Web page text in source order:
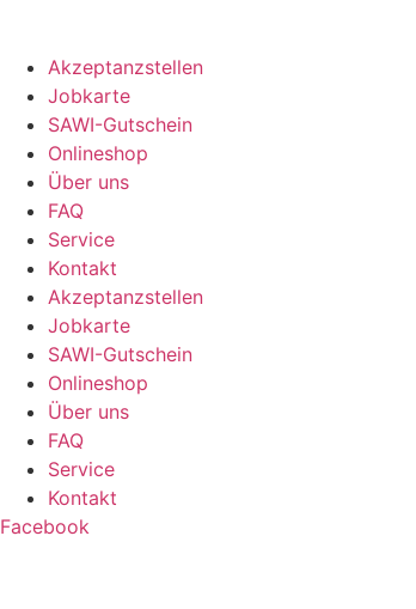
Akzeptanzstellen
Jobkarte
SAWI-Gutschein
Onlineshop
Über uns
FAQ
Service
Kontakt
Akzeptanzstellen
Jobkarte
SAWI-Gutschein
Onlineshop
Über uns
FAQ
Service
Kontakt
Facebook